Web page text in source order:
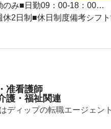
のみ■日勤09：00-18：00…
休2日制■休日制度備考シフ
准看護師
護・福祉関連
ディップの転職エージェン